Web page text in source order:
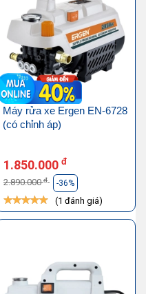
Máy rửa xe Ergen EN-6728
(có chỉnh áp)
1.850.000 đ
2.890.000đ -36%
(1 đánh giá)